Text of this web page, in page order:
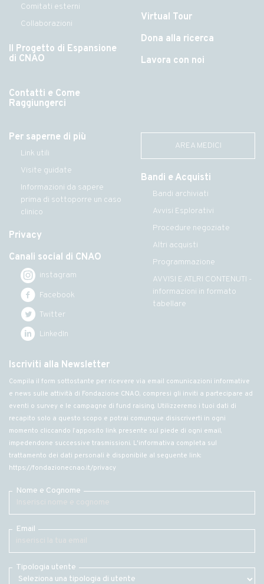
Comitati esterni
Collaborazioni
Il Progetto di Espansione
di CNAO
Contatti e Come
Raggiungerci
Virtual Tour
Dona alla ricerca
Lavora con noi
Per saperne di più
Link utili
Visite guidate
Informazioni da sapere
prima di sottoporre un caso
clinico
Privacy
Canali social di CNAO
instagram
Facebook
Twitter
LinkedIn
AREA MEDICI
Bandi e Acquisti
Bandi archiviati
Avvisi Esplorativi
Procedure negoziate
Altri acquisti
Programmazione
AVVISI E ATLRI CONTENUTI -
informazioni in formato
tabellare
Iscriviti alla Newsletter
Compila il form sottostante per ricevere via email comunicazioni informative
e news sulle attività di Fondazione CNAO, compresi gli inviti a partecipare ad
eventi o survey e le campagne di fund raising. Utilizzeremo i tuoi dati di
recapito solo a questo scopo e potrai comunque disiscriverti in ogni
momento cliccando l’apposito link presente sul piede di ogni email,
impedendone successive trasmissioni. L'informativa completa sul
trattamento dei dati personali è disponibile al seguente link:
https://fondazionecnao.it/privacy
Nome e Cognome
Email
Tipologia utente